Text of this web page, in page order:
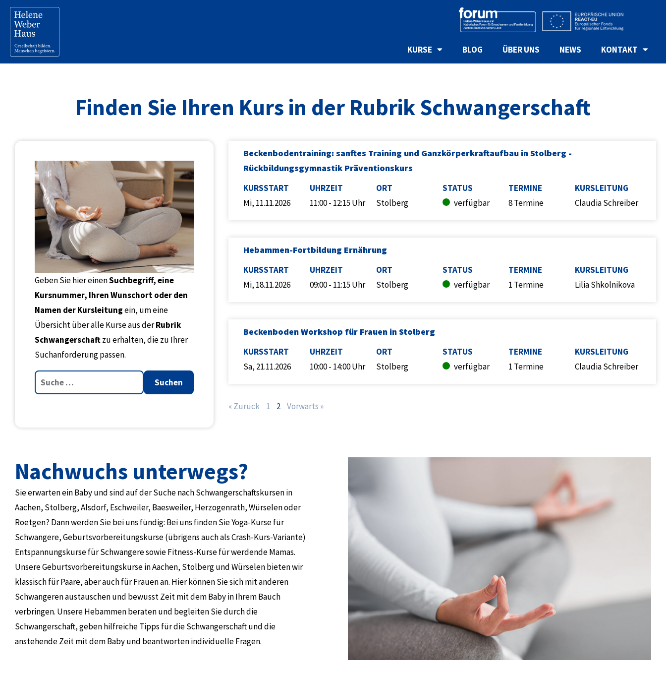
KURSE BLOG ÜBER UNS NEWS KONTAKT
Finden Sie Ihren Kurs in der Rubrik Schwangerschaft
Geben Sie hier einenSuchbegriff, eine
Kursnummer, Ihren Wunschort oder den
Namen der Kursleitungein, um eine
Übersicht über alle Kurse aus derRubrik
Schwangerschaftzu erhalten, die zu Ihrer
Suchanforderung passen.
Suchen
Beckenbodentraining: sanftes Training und Ganzkörperkraftaufbau in Stolberg -
Rückbildungsgymnastik Präventionskurs
KURSSTART UHRZEIT ORT STATUS TERMINE
KURSLEITUNG
Mi, 11.11.2026
11:00 - 12:15 Uhr Stolberg verfügbar 8 Termine Claudia Schreiber
Hebammen-Fortbildung Ernährung
KURSSTART UHRZEIT ORT STATUS TERMINE
KURSLEITUNG
Mi, 18.11.2026
09:00 - 11:15 Uhr Stolberg verfügbar 1 Termine Lilia Shkolnikova
Beckenboden Workshop für Frauen in Stolberg
KURSSTART UHRZEIT ORT STATUS TERMINE
KURSLEITUNG
Sa, 21.11.2026
10:00 - 14:00 Uhr Stolberg verfügbar 1 Termine Claudia Schreiber
« Zurück 1 2 Vorwärts »
Nachwuchs unterwegs?
Sie erwarten ein Baby und sind auf der Suche nach Schwangerschaftskursen in
Aachen, Stolberg, Alsdorf, Eschweiler, Baesweiler, Herzogenrath, Würselen oder
Roetgen? Dann werden Sie bei uns fündig: Bei uns finden Sie Yoga-Kurse für
Schwangere, Geburtsvorbereitungskurse (übrigens auch als Crash-Kurs-Variante)
Entspannungskurse für Schwangere sowie Fitness-Kurse für werdende Mamas.
Unsere Geburtsvorbereitungskurse in Aachen, Stolberg und Würselen bieten wir
klassisch für Paare, aber auch für Frauen an. Hier können Sie sich mit anderen
Schwangeren austauschen und bewusst Zeit mit dem Baby in Ihrem Bauch
verbringen. Unsere Hebammen beraten und begleiten Sie durch die
Schwangerschaft, geben hilfreiche Tipps für die Schwangerschaft und die
anstehende Zeit mit dem Baby und beantworten individuelle Fragen.